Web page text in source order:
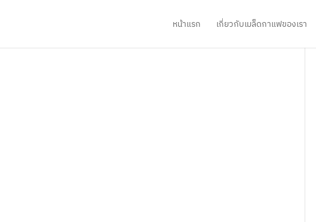
หน้าแรก เกี่ยวกับเมล็ดกาแฟของเรา